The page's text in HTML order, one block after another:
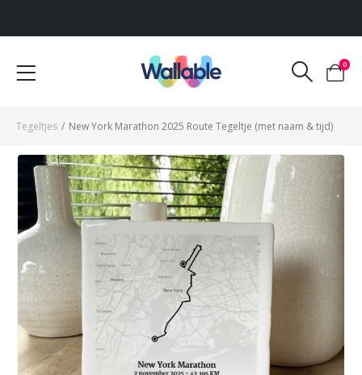
Voor 12:00 uur besteld, dezelfde werkdag verzonden
0
Tegeltjes / New York Marathon 2025 Route Tegeltje (met naam & tijd)